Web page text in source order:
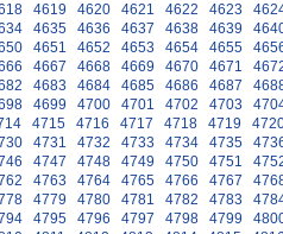
4619 4620 4621 4622 4623
4635 4636 4637 4638 4639
4651 4652 4653 4654 4655
4667 4668 4669 4670 4671
4683 4684 4685 4686 4687
4699 4700 4701 4702 4703
4715 4716 4717 4718 4719
4731 4732 4733 4734 4735
4747 4748 4749 4750 4751
4763 4764 4765 4766 4767
4779 4780 4781 4782 4783
4795 4796 4797 4798 4799